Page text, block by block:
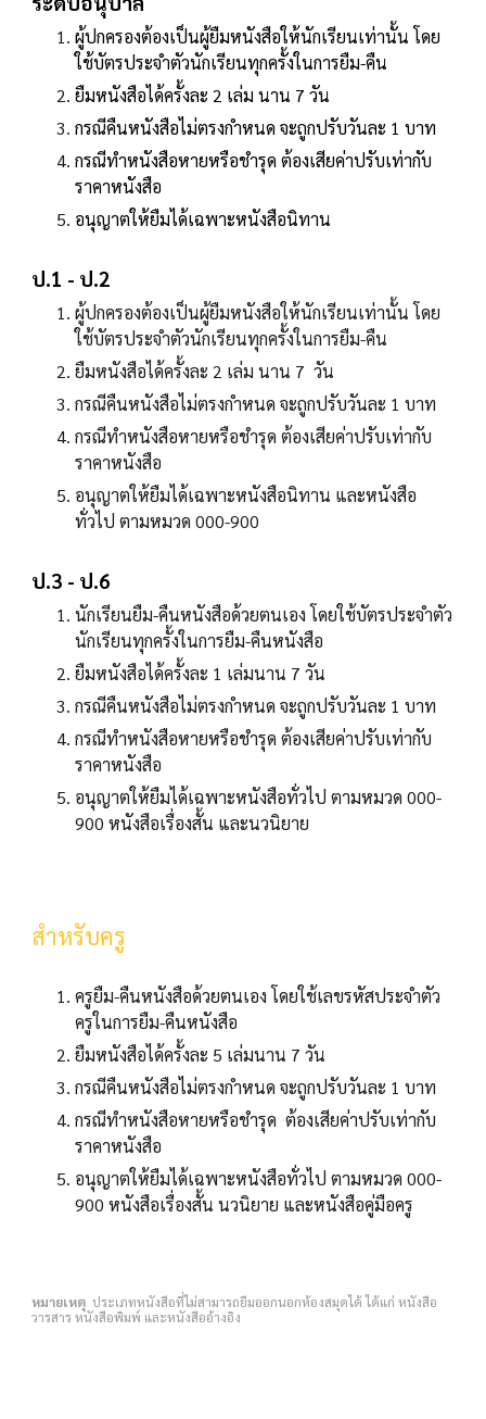
ผู้ปกครองต้องเป็นผู้ยืมหนังสือให้นักเรียนเท่านั้น โดย
ใช้บัตรประจำตัวนักเรียนทุกครั้งในการยืม-คืน
ยืมหนังสือได้ครั้งละ 2 เล่ม นาน 7 วัน
กรณีคืนหนังสือไม่ตรงกำหนด จะถูกปรับวันละ 1 บาท
กรณีทำหนังสือหายหรือชำรุด ต้องเสียค่าปรับเท่ากับ
ราคาหนังสือ
อนุญาตให้ยืมได้เฉพาะหนังสือนิทาน
ป.1 - ป.2
ผู้ปกครองต้องเป็นผู้ยืมหนังสือให้นักเรียนเท่านั้น โดย
ใช้บัตรประจำตัวนักเรียนทุกครั้งในการยืม-คืน
ยืมหนังสือได้ครั้งละ 2 เล่ม นาน 7 วัน
กรณีคืนหนังสือไม่ตรงกำหนด จะถูกปรับวันละ 1 บาท
กรณีทำหนังสือหายหรือชำรุด ต้องเสียค่าปรับเท่ากับ
ราคาหนังสือ
อนุญาตให้ยืมได้เฉพาะหนังสือนิทาน และหนังสือ
ทั่วไป ตามหมวด 000-900
ป.3 - ป.6
นักเรียนยืม-คืนหนังสือด้วยตนเอง โดยใช้บัตรประจำตัว
นักเรียนทุกครั้งในการยืม-คืนหนังสือ
ยืมหนังสือได้ครั้งละ 1 เล่มนาน 7 วัน
กรณีคืนหนังสือไม่ตรงกำหนด จะถูกปรับวันละ 1 บาท
กรณีทำหนังสือหายหรือชำรุด ต้องเสียค่าปรับเท่ากับ
ราคาหนังสือ
อนุญาตให้ยืมได้เฉพาะหนังสือทั่วไป ตามหมวด 000-
900 หนังสือเรื่องสั้น และนวนิยาย
สำหรับครู
ครูยืม-คืนหนังสือด้วยตนเอง โดยใช้เลขรหัสประจำตัว
ครูในการยืม-คืนหนังสือ
ยืมหนังสือได้ครั้งละ 5 เล่มนาน 7 วัน
กรณีคืนหนังสือไม่ตรงกำหนด จะถูกปรับวันละ 1 บาท
กรณีทำหนังสือหายหรือชำรุด ต้องเสียค่าปรับเท่ากับ
ราคาหนังสือ
อนุญาตให้ยืมได้เฉพาะหนังสือทั่วไป ตามหมวด 000-
900 หนังสือเรื่องสั้น นวนิยาย และหนังสือคู่มือครู
หมายเหตุ ประเภทหนังสือที่ไม่สามารถยืมออกนอกห้องสมุดได้ ได้แก่ หนังสือ
วารสาร หนังสือพิมพ์ และหนังสืออ้างอิง